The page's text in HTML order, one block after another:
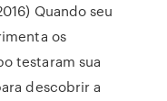
Quando seu
os
testaram sua
descobrir a